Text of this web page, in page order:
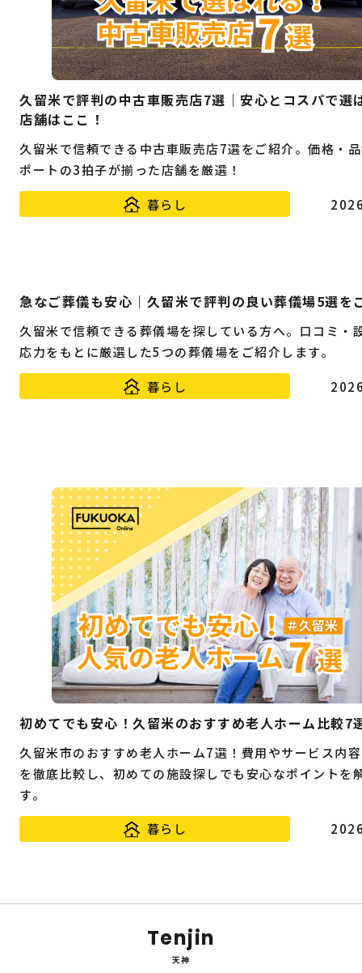
久留米で評判の中古車販売店7選｜安心とコスパで選
店舗はここ！
久留米で信頼できる中古車販売店7選をご紹介。価格・
ポートの3拍子が揃った店舗を厳選！
暮らし
急なご葬儀も安心｜久留米で評判の良い葬儀場5選を
久留米で信頼できる葬儀場を探している方へ。口コミ・
応力をもとに厳選した5つの葬儀場をご紹介します。
暮らし
初めてでも安心！久留米のおすすめ老人ホーム比較7
久留米市のおすすめ老人ホーム7選！費用やサービス内
を徹底比較し、初めての施設探しでも安心なポイントを
す。
暮らし
Tenjin
天神